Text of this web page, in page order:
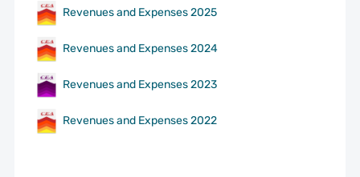
Revenues and Expenses 2025
Revenues and Expenses 2024
Revenues and Expenses 2023
Revenues and Expenses 2022